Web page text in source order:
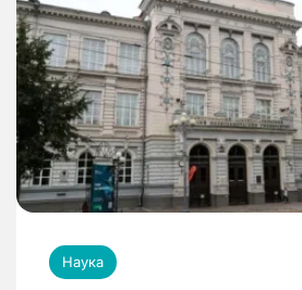
Наука